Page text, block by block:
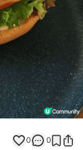
0 0